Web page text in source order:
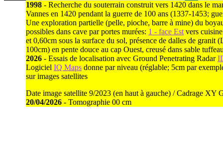
1998 - Recherche du souterrain construit vers 1420 dans le
Vannes en 1420 pendant la guerre de 100 ans (1337-1453;
Une exploration partielle (pelle, pioche, barre à mine) du
possibles dans cave par portes murées: 1 - face Est vers
et 0,60cm sous la surface du sol, présence de dalles de
100cm) en pente douce au cap Ouest, creusé dans sable
2026 - Essais de localisation avec Ground Penetrating Radar
Logiciel IQ Maps donne par niveau (réglable; 5cm par
sur images satellites
Date image satellite 9/2023 (en haut à gauche) / Cadrage XY
20/04/2026 - Tomographie 00 cm